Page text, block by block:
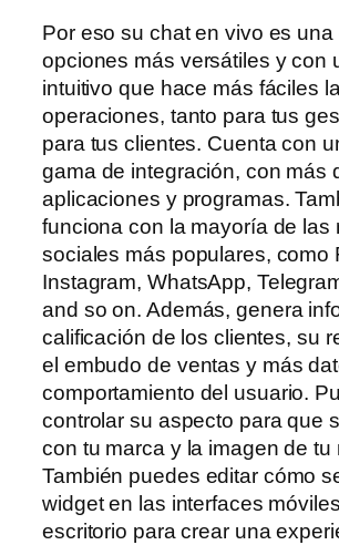
Por eso su chat en vivo es una
opciones más versátiles y con
intuitivo que hace más fáciles
operaciones, tanto para tus
para tus clientes. Cuenta con
gama de integración, con más
aplicaciones y programas.
funciona con la mayoría de las
sociales más populares, como
Instagram, WhatsApp,
and so on. Además, genera
calificación de los clientes, su
el embudo de ventas y más
comportamiento del usuario.
controlar su aspecto para que
con tu marca y la imagen de tu
También puedes editar cómo
widget en las interfaces
escritorio para crear una